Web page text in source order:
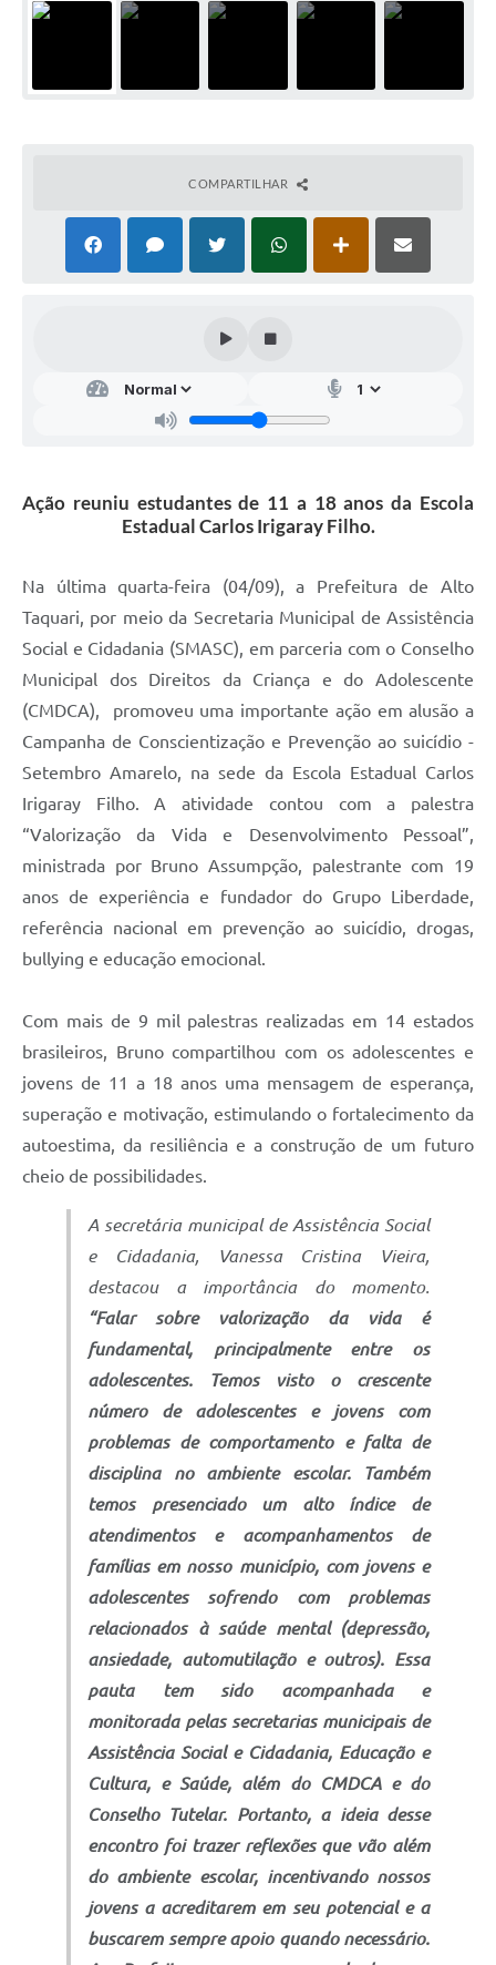
COMPARTILHAR
Ação reuniu estudantes de 11 a 18 anos da Escola
Estadual Carlos Irigaray Filho.
Na última quarta-feira (04/09), a Prefeitura de Alto
Taquari, por meio da Secretaria Municipal de Assistência
Social e Cidadania (SMASC), em parceria com o Conselho
Municipal dos Direitos da Criança e do Adolescente
(CMDCA), promoveu uma importante ação em alusão a
Campanha de Conscientização e Prevenção ao suicídio -
Setembro Amarelo, na sede da Escola Estadual Carlos
Irigaray Filho. A atividade contou com a palestra
“Valorização da Vida e Desenvolvimento Pessoal”,
ministrada por Bruno Assumpção, palestrante com 19
anos de experiência e fundador do Grupo Liberdade,
referência nacional em prevenção ao suicídio, drogas,
bullying e educação emocional.
Com mais de 9 mil palestras realizadas em 14 estados
brasileiros, Bruno compartilhou com os adolescentes e
jovens de 11 a 18 anos uma mensagem de esperança,
superação e motivação, estimulando o fortalecimento da
autoestima, da resiliência e a construção de um futuro
cheio de possibilidades.
A secretária municipal de Assistência Social
e Cidadania, Vanessa Cristina Vieira,
destacou a importância do momento.
“Falar sobre valorização da vida é
fundamental, principalmente entre os
adolescentes. Temos visto o crescente
número de adolescentes e jovens com
problemas de comportamento e falta de
disciplina no ambiente escolar. Também
temos presenciado um alto índice de
atendimentos e acompanhamentos de
famílias em nosso município, com jovens e
adolescentes sofrendo com problemas
relacionados à saúde mental (depressão,
ansiedade, automutilação e outros). Essa
pauta tem sido acompanhada e
monitorada pelas secretarias municipais de
Assistência Social e Cidadania, Educação e
Cultura, e Saúde, além do CMDCA e do
Conselho Tutelar. Portanto, a ideia desse
encontro foi trazer reflexões que vão além
do ambiente escolar, incentivando nossos
jovens a acreditarem em seu potencial e a
buscarem sempre apoio quando necessário.